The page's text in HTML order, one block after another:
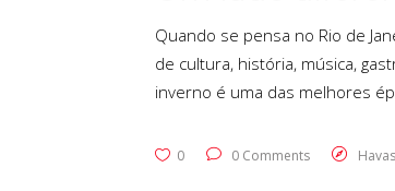
Quando se pensa no Rio de
de cultura, história, música,
inverno é uma das melhores
0 0 Comments